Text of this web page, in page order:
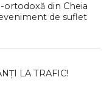
din Cheia
de suflet
LA TRAFIC!